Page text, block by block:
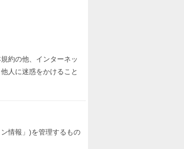
約の他、インターネッ
人に迷惑をかけること
情報」)を管理するもの